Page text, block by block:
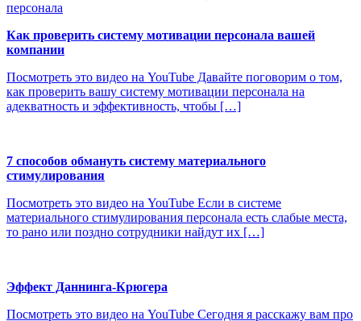
Как проверить систему мотивации персонала вашей
компании
Посмотреть это видео на YouTube Давайте поговорим о том,
как проверить вашу систему мотивации персонала на
адекватность и эффективность, чтобы […]
7 способов обмануть систему материального
стимулирования
Посмотреть это видео на YouTube Если в системе
материального стимулирования персонала есть слабые места,
то рано или поздно сотрудники найдут их […]
Эффект Даннинга-Крюгера
Посмотреть это видео на YouTube Сегодня я расскажу вам про